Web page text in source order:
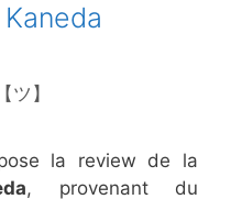
ツ】
la review de la
, provenant du